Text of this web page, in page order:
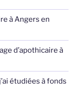
à Angers en
d’apothicaire à
étudiées à fonds